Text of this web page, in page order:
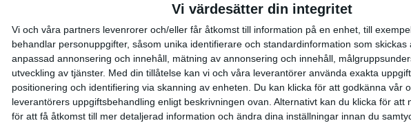
Vi värdesätter din integritet
Vi och våra partners levenrorer och/eller får åtkomst till information på en enhet, till
behandlar personuppgifter, såsom unika identifierare och standardinformation som skickas
anpassad annonsering och innehåll, mätning av annonsering och innehåll,
utveckling av tjänster. Med din tillåtelse kan vi och våra leverantörer använda exakta
positionering och identifiering via skanning av enheten. Du kan klicka för att godkänna vår
leverantörers uppgiftsbehandling enligt beskrivningen ovan. Alternativt kan du klicka för att
för att få åtkomst till mer detaljerad information och ändra dina inställningar innan du
Satsar du på att springa Tjejmilen Sälen i juni eller något annat fjällopp i
sommar? Eller är du sugen på att ta dig an Hammarbybacken i oktober?
Stockholms brantaste är en utmaning som heter duga. Rå...
Besviken Lahti tillbaka på banan